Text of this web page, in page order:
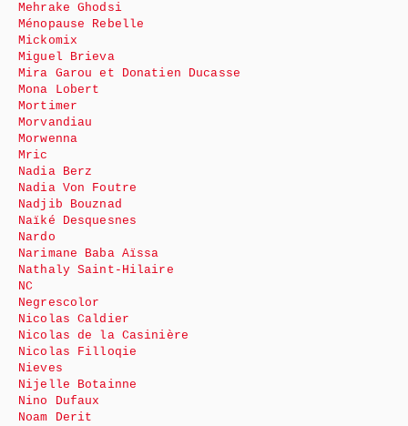
Mehrake Ghodsi
Ménopause Rebelle
Mickomix
Miguel Brieva
Mira Garou et Donatien Ducasse
Mona Lobert
Mortimer
Morvandiau
Morwenna
Mric
Nadia Berz
Nadia Von Foutre
Nadjib Bouznad
Naïké Desquesnes
Nardo
Narimane Baba Aïssa
Nathaly Saint-Hilaire
NC
Negrescolor
Nicolas Caldier
Nicolas de la Casinière
Nicolas Filloqie
Nieves
Nijelle Botainne
Nino Dufaux
Noam Derit